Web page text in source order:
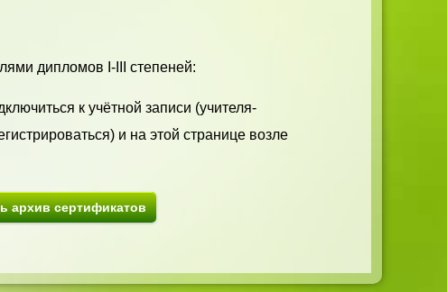
дипломов I-III степеней:
к учётной записи (учителя-
и на этой странице возле
архив сертификатов